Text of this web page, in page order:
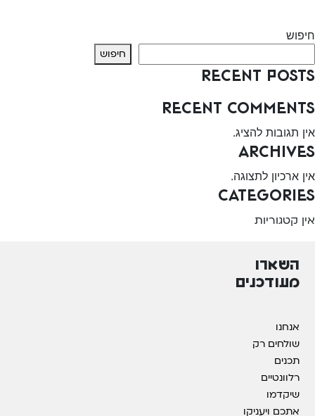
חיפוש
חיפוש
Recent Posts
Recent Comments
אין תגובות להציג.
Archives
אין ארכיון לתצוגה.
Categories
אין קטגוריות
השארו
מעודכנים
אנחנו
שולחים רק
תכנים
רלוונטיים
שיקדמו
אתכם ויעניקו